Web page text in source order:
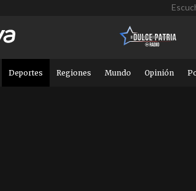
Deportes Regiones Mundo Opinión